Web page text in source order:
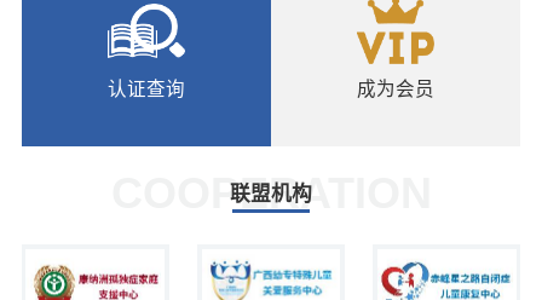
认证查询 成为会员
联盟机构
COOPERATION